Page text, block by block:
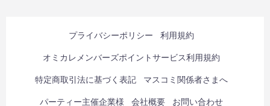
プライバシーポリシー 利用規約
オミカレメンバーズポイントサービス利用規約
特定商取引法に基づく表記 マスコミ関係者さまへ
パーティー主催企業様 会社概要 お問い合わせ